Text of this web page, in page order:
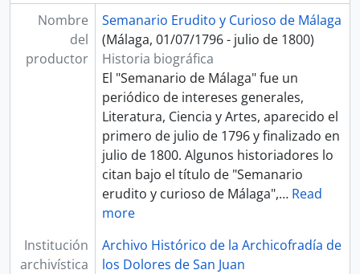
Nombre
del
productor
Semanario Erudito y Curioso de Málaga
(Málaga, 01/07/1796 - julio de 1800)
Historia biográfica
El "Semanario de Málaga" fue un
periódico de intereses generales,
Literatura, Ciencia y Artes, aparecido el
primero de julio de 1796 y finalizado en
julio de 1800. Algunos historiadores lo
citan bajo el título de "Semanario
erudito y curioso de Málaga",… Read
more
Institución
archivística
Archivo Histórico de la Archicofradía de
los Dolores de San Juan